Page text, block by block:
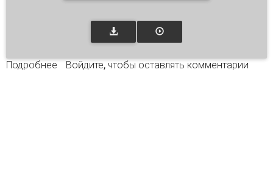
Подробнее о Комплектование научных библиотек: новые
Войдите, чтобы оставлять комментарии